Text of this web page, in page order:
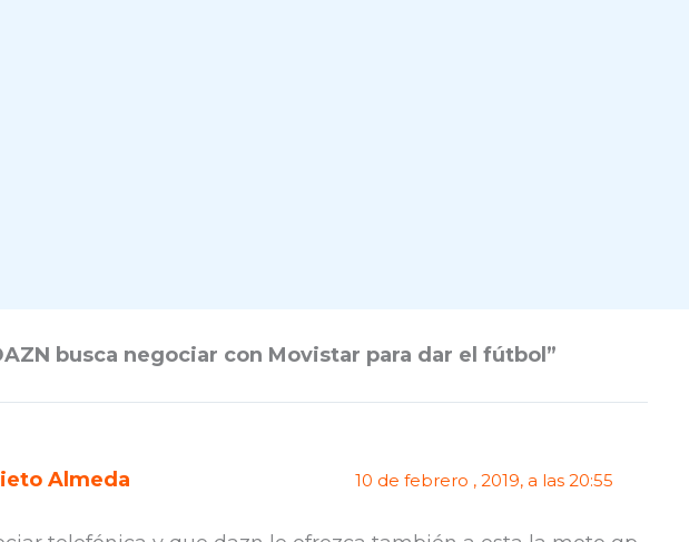
busca negociar con Movistar para dar el fútbol”
Almeda 10 de febrero , 2019, a las 20:55